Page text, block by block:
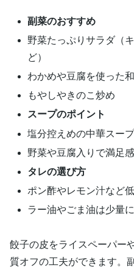
副菜のおすすめ
野菜たっぷりサラダ（
ど）
わかめや豆腐を使った
もやしやきのこ炒め
スープのポイント
塩分控えめの中華スー
野菜や豆腐入りで満足
タレの選び方
ポン酢やレモン汁など
ラー油やごま油は少量
餃子の皮をライスペーパー
質オフの工夫ができます。